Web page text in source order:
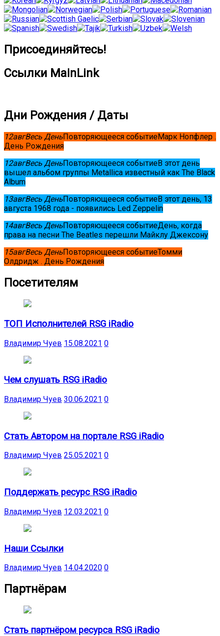
Присоединяйтесь!
Ссылки MainLink
Дни Рождения / Даты
12авгВесь ДеньПовторяющееся событиеМарк Нопфлер .
День Рождения
12авгВесь ДеньПовторяющееся событиеВ этот день
вышел альбом группы Metallica известный как The Black
Album
13авгВесь ДеньПовторяющееся событиеВ этот день, 13
августа 1968 года - появились Led Zeppelin
14авгВесь ДеньПовторяющееся событиеДень, когда
права на песни The Beatles перешли Майклу Джексону
15авгВесь ДеньПовторяющееся событиеТомми
Олдридж . День Рождения
Посетителям
ТОП Исполнителей RSG iRadio
Владимир Чуев 15.08.2021 0
Чем слушать RSG iRadio
Владимир Чуев 30.06.2021 0
Стать Автором на портале RSG iRadio
Владимир Чуев 25.05.2021 0
Поддержать ресурс RSG iRadio
Владимир Чуев 12.03.2021 0
Наши Ссылки
Владимир Чуев 14.04.2020 0
Партнёрам
Стать партнёром ресурса RSG iRadio